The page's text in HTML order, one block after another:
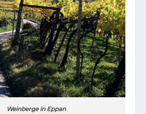
Weinberge in Eppan